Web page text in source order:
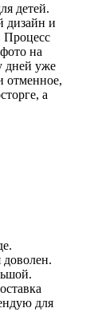
детей.
дизайн и
Процесс
на
дней уже
отменное,
а
доволен.
для